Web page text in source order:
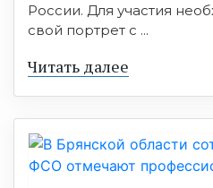
России. Для участия
свой портрет с ...
Читать далее